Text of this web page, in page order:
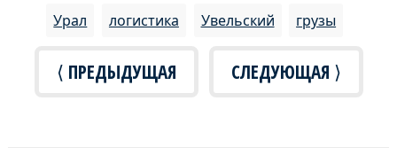
Урал
логистика Увельский грузы
⟨ ПРЕДЫДУЩАЯ СЛЕДУЮЩАЯ ⟩